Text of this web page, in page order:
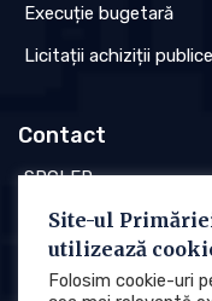
Execuție bugetară
Licitații achiziții publice
Contact
SPCLEP
Stare civilă
Poliția locală
Site-ul
utilizează
Folosim cookie-uri